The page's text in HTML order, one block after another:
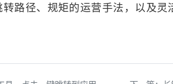
路径、规矩的运营手法，以及